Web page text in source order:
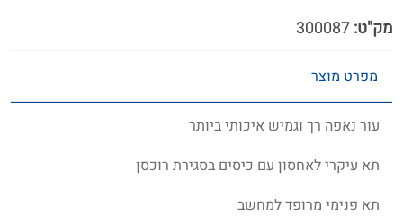
מק"ט:
מפרט מוצר
עור נאפה רך וגמיש איכותי ביותר
תא עיקרי לאחסון עם כיסים בסגירת רוכסן
תא פנימי מרופד למחשב